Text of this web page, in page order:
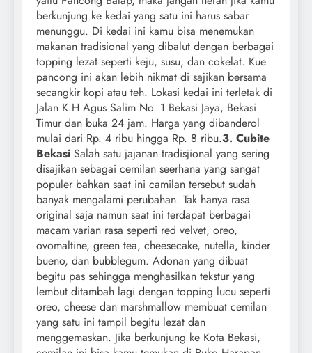
berkunjung ke kedai yang satu ini harus sabar
menunggu. Di kedai ini kamu bisa menemukan
makanan tradisional yang dibalut dengan berbagai
topping lezat seperti keju, susu, dan cokelat. Kue
pancong ini akan lebih nikmat di sajikan bersama
secangkir kopi atau teh. Lokasi kedai ini terletak di
Jalan K.H Agus Salim No. 1 Bekasi Jaya, Bekasi
Timur dan buka 24 jam. Harga yang dibanderol
mulai dari Rp. 4 ribu hingga Rp. 8 ribu.3. Cubite
Bekasi Salah satu jajanan tradisjional yang sering
disajikan sebagai cemilan seerhana yang sangat
populer bahkan saat ini camilan tersebut sudah
banyak mengalami perubahan. Tak hanya rasa
original saja namun saat ini terdapat berbagai
macam varian rasa seperti red velvet, oreo,
ovomaltine, green tea, cheesecake, nutella, kinder
bueno, dan bubblegum. Adonan yang dibuat
begitu pas sehingga menghasilkan tekstur yang
lembut ditambah lagi dengan topping lucu seperti
oreo, cheese dan marshmallow membuat cemilan
yang satu ini tampil begitu lezat dan
menggemaskan. Jika berkunjung ke Kota Bekasi,